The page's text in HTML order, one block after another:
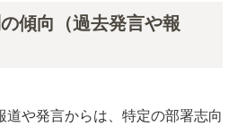
傾向（過去発言や報
道や発言からは、特定の部署志向